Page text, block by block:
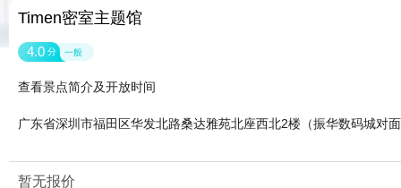
Timen密室主题馆
4.0 分 一般
查看景点简介及开放时间
广东省深圳市福田区华发北路桑达雅苑北座西北2楼（振华数码城对
暂无报价